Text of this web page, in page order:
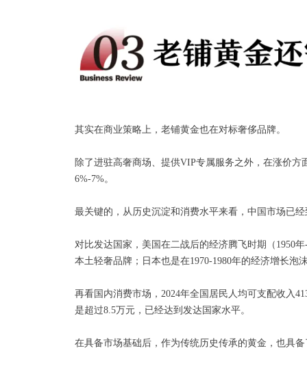
其实在商业策略上，老铺黄金也在对标奢侈品牌。
除了进驻高奢商场、提供VIP专属服务之外，在涨价
6%-7%。
最关键的，从历史沉淀和消费水平来看，中国市场已
对比发达国家，美国在二战后的经济腾飞时期（1950
本土轻奢品牌；日本也是在1970-1980年的经济增长
再看国内消费市场，2024年全国居民人均可支配收入
是超过8.5万元，已经达到发达国家水平。
在具备市场基础后，作为传统历史传承的黄金，也具